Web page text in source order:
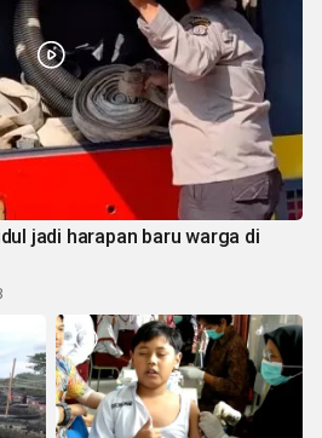
jadi harapan baru warga di